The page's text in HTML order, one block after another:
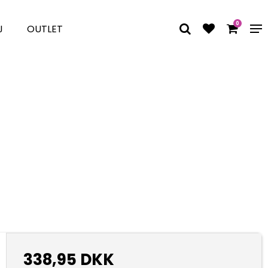
OUTLET 0
338,95 DKK